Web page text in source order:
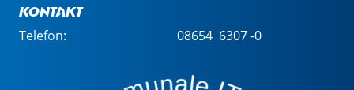
Kontakt
Telefon: 08654 6307 -0